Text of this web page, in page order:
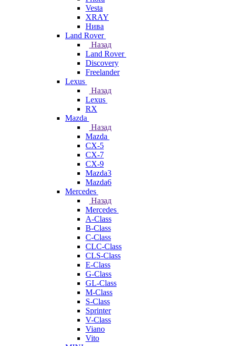
Vesta
XRAY
Нива
Land Rover
Назад
Land Rover
Discovery
Freelander
Lexus
Назад
Lexus
RX
Mazda
Назад
Mazda
CX-5
CX-7
CX-9
Mazda3
Mazda6
Mercedes
Назад
Mercedes
A-Class
B-Class
C-Class
CLC-Class
CLS-Class
E-Class
G-Class
GL-Class
M-Class
S-Class
Sprinter
V-Class
Viano
Vito